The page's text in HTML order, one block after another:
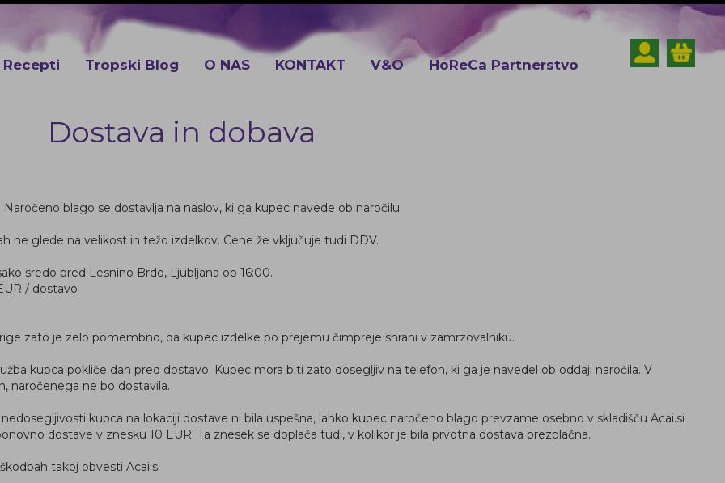
Tropski Blog O NAS KONTAKT V&O HoReCa Partnerstvo
Dostava in dobava
blago se dostavlja na naslov, ki ga kupec navede ob naročilu.
ne glede na velikost in težo izdelkov. Cene že vključuje tudi DDV.
sredo pred Lesnino Brdo, Ljubljana ob 16:00.
/ dostavo
zato je zelo pomembno, da kupec izdelke po prejemu čimpreje shrani v zamrzovalniku.
kupca pokliče dan pred dostavo. Kupec mora biti zato dosegljiv na telefon, ki ga je navedel ob oddaji naročila. V
naročenega ne bo dostavila.
kupca na lokaciji dostave ni bila uspešna, lahko kupec naročeno blago prevzame osebno v skladišču Acai.si
dostave v znesku 10 EUR. Ta znesek se doplača tudi, v kolikor je bila prvotna dostava brezplačna.
takoj obvesti Acai.si